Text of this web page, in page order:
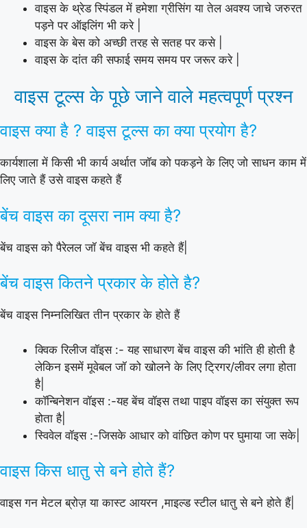
वाइस के थ्रेड स्पिंडल में हमेशा ग्रीसिंग या तेल अवश्य जाचे जरुरत
पड़ने पर ऑइलिंग भी करे |
वाइस के बेस को अच्छी तरह से सतह पर कसे |
वाइस के दांत की सफाई समय समय पर जरूर करे |
वाइस टूल्स के पूछे जाने वाले महत्वपूर्ण प्रश्न
वाइस क्या है ? वाइस टूल्स का क्या प्रयोग है?
कार्यशाला में किसी भी कार्य अर्थात जॉब को पकड़ने के लिए जो साधन काम में
लिए जाते हैं उसे वाइस कहते हैं
बेंच वाइस का दूसरा नाम क्या है?
बेंच वाइस को पैरेलल जॉ बेंच वाइस भी कहते हैं|
बेंच वाइस कितने प्रकार के होते है?
बेंच वाइस निम्नलिखित तीन प्रकार के होते हैं
क्विक रिलीज वॉइस :- यह साधारण बेंच वाइस की भांति ही होती है
लेकिन इसमें मूवेबल जॉ को खोलने के लिए ट्रिगर/लीवर लगा होता
है|
कॉन्बिनेशन वॉइस :-यह बेंच वॉइस तथा पाइप वॉइस का संयुक्त रूप
होता है|
स्विवेल वॉइस :-जिसके आधार को वांछित कोण पर घुमाया जा सके|
वाइस किस धातु से बने होते हैं?
वाइस गन मेटल ब्रोज़ या कास्ट आयरन ,माइल्ड स्टील धातु से बने होते हैं|